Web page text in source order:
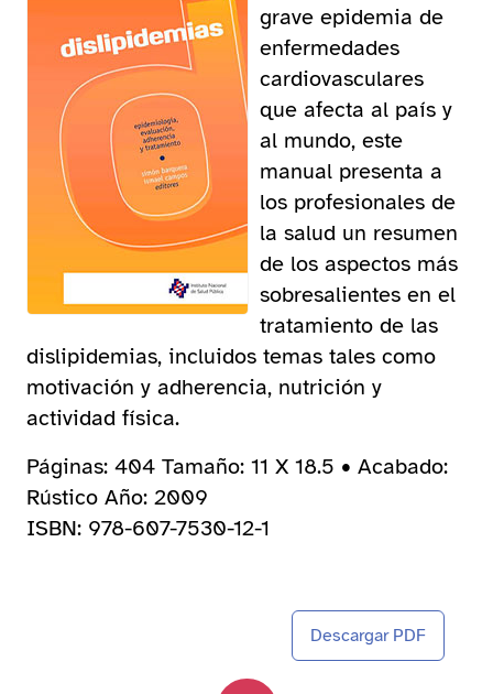
grave epidemia de
enfermedades
cardiovasculares
que afecta al país y
al mundo, este
manual presenta a
los profesionales de
la salud un resumen
de los aspectos más
sobresalientes en el
tratamiento de las
dislipidemias, incluidos temas tales como
motivación y adherencia, nutrición y
actividad física.
Páginas: 404 Tamaño: 11 X 18.5 • Acabado:
Rústico Año: 2009
ISBN: 978-607-7530-12-1
Descargar PDF